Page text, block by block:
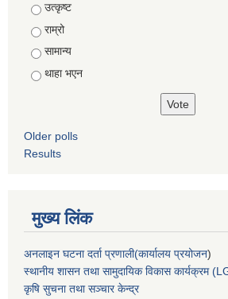
Choices
उत्कृष्ट
राम्रो
सामान्य
थाहा भएन
Older polls
Results
मुख्य लिंक
अनलाइन घटना दर्ता प्रणाली(कार्यालय प्रयोजन)
स्थानीय शासन तथा सामुदायिक विकास कार्यक्रम
कृषि सुचना तथा सञ्चार केन्द्र